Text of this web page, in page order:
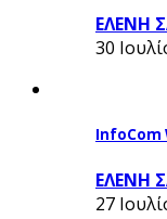
ΕΛΕΝΗ
30
InfoCom
ΕΛΕΝΗ
27